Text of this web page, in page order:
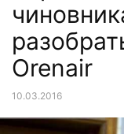
Orenair
10.03.2016